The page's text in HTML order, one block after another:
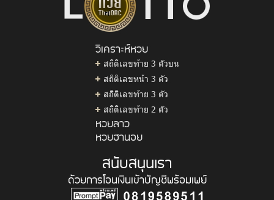
วิเคราะห์หวย
สถิติเลขท้าย 3 ตัวบน
สถิติเลขหน้า 3 ตัว
สถิติเลขท้าย 3 ตัว
สถิติเลขท้าย 2 ตัว
หวยลาว
หวยฮานอย
สนับสนุนเรา
ด้วยการโอนเงินเข้าบัญชีพร้อมเพย์